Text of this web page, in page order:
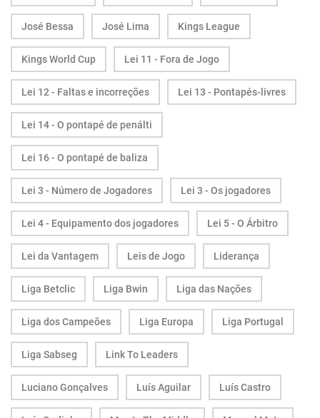
José Bessa José Lima Kings League
Kings World Cup Lei 11 - Fora de Jogo
Lei 12 - Faltas e incorreções Lei 13 - Pontapés-livres
Lei 14 - O pontapé de penálti
Lei 16 - O pontapé de baliza
Lei 3 - Número de Jogadores Lei 3 - Os jogadores
Lei 4 - Equipamento dos jogadores Lei 5 - O Árbitro
Lei da Vantagem Leis de Jogo Liderança
Liga Betclic Liga Bwin Liga das Nações
Liga dos Campeões Liga Europa Liga Portugal
Liga Sabseg Link To Leaders
Luciano Gonçalves Luís Aguilar Luís Castro